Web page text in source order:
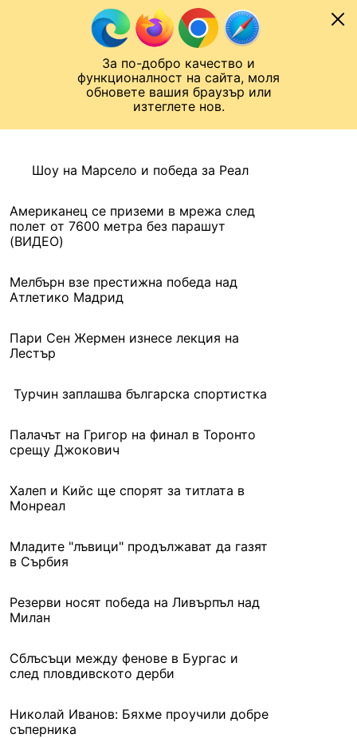
За по-добро качество и
функционалност на сайта, моля
обновете вашия браузър или
изтеглете нов.
Към съдържанието
Лига на Конференциите
Шоу на Марсело и победа за Реал
Американец се приземи в мрежа след
полет от 7600 метра без парашут
(ВИДЕО)
Мелбърн взе престижна победа над
Атлетико Мадрид
Пари Сен Жермен изнесе лекция на
Лестър
Турчин заплашва българска спортистка
Палачът на Григор на финал в Торонто
срещу Джокович
Халеп и Кийс ще спорят за титлата в
Монреал
Младите "лъвици" продължават да газят
в Сърбия
Резерви носят победа на Ливърпъл над
Милан
Сблъсъци между фенове в Бургас и
след пловдивското дерби
Николай Иванов: Бяхме проучили добре
съперника